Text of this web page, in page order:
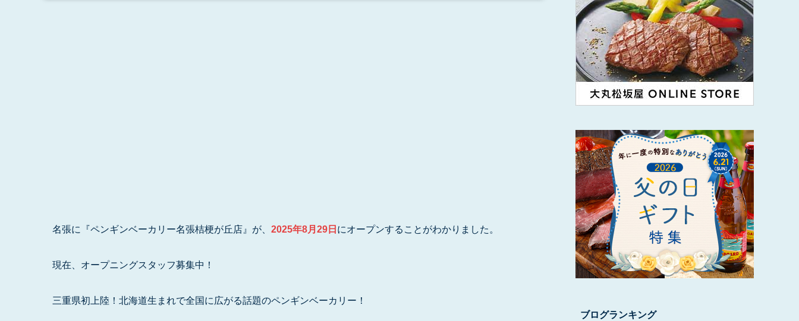
名張に『ペンギンベーカリー名張桔梗が丘店』が、 2025年8月29日 にオープンすることがわかりました。
現在、オープニングスタッフ募集中！
三重県初上陸！北海道生まれで全国に広がる話題のペンギンベーカリー！
ブログランキング